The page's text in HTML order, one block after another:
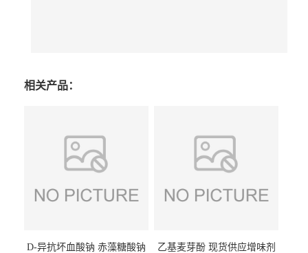
相关产品：
D-异抗坏血酸钠 赤藻糖酸钠
乙基麦芽酚 现货供应增味剂